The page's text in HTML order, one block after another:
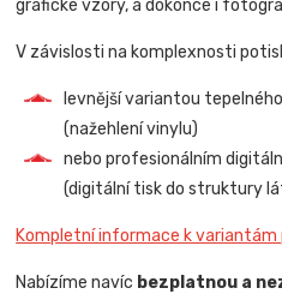
grafické vzory, a dokonce i
V závislosti na komplexnosti
levnější variantou
(nažehlení vinylu)
nebo profesionálním
(digitální tisk do struktury
Kompletní informace k variantám
Nabízíme navíc bezplatnou a